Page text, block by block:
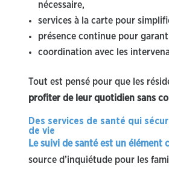
nécessaire,
services à la carte pour
présence continue pour
coordination avec les
Tout est pensé pour que les
profiter de leur quotidien sans
Des services de santé qui
de vie
Le suivi de santé est un élément
source d’inquiétude pour les